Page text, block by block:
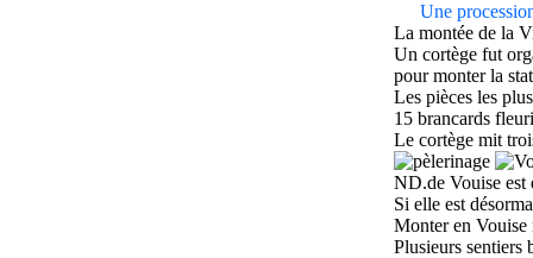
Une
La montée de la
Un cortège fut
pour monter la
Les pièces les
15 brancards
Le cortège mit
ND.de Vouise est
Si elle est
Monter en Vouise
Plusieurs sentiers